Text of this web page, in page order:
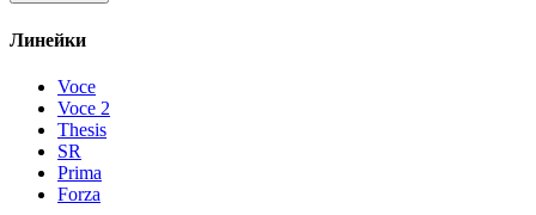
Линейки
Voce
Voce 2
Thesis
SR
Prima
Forza